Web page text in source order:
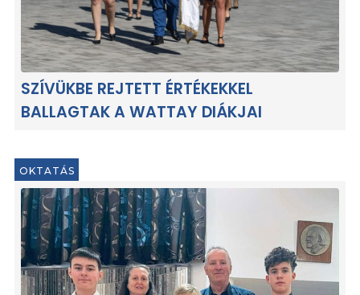
SZÍVÜKBE REJTETT ÉRTÉKEKKEL
BALLAGTAK A WATTAY DIÁKJAI
OKTATÁS